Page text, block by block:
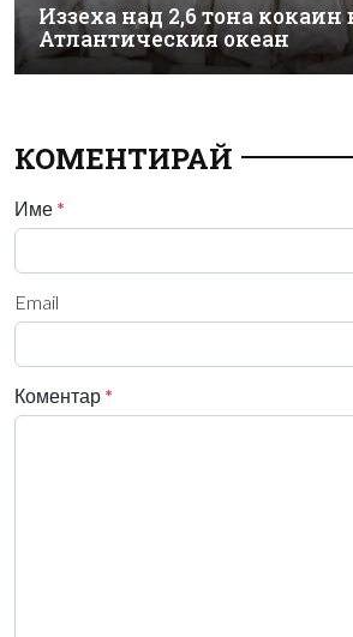
Иззеха над 2,6 тона кокаин
Атлантическия океан
КОМЕНТИРАЙ
Име *
Email
Коментар *